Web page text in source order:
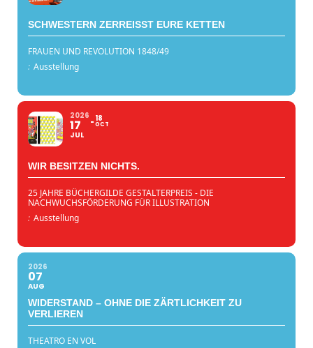
SCHWESTERN ZERREISST EURE KETTEN
FRAUEN UND REVOLUTION 1848/49
: Ausstellung
2026
17
JUL
18
OCT
WIR BESITZEN NICHTS.
25 JAHRE BÜCHERGILDE GESTALTERPREIS - DIE
NACHWUCHSFÖRDERUNG FÜR ILLUSTRATION
: Ausstellung
2026
07
AUG
WIDERSTAND – OHNE DIE ZÄRTLICHKEIT ZU
VERLIEREN
THEATRO EN VOL